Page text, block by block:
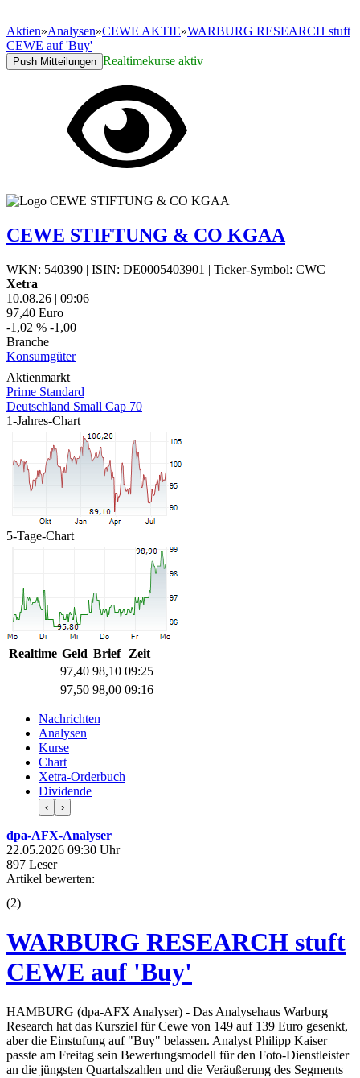
Aktien»Analysen»CEWE AKTIE»WARBURG RESEARCH stuft
CEWE auf 'Buy'
Push Mitteilungen Realtimekurse aktiv
CEWE STIFTUNG & CO KGAA
WKN: 540390 | ISIN: DE0005403901 | Ticker-Symbol: CWC
Xetra
10.08.26 | 09:06
97,40 Euro
-1,02 % -1,00
Branche
Konsumgüter
Aktienmarkt
Prime Standard
Deutschland Small Cap 70
1-Jahres-Chart
5-Tage-Chart
Realtime Geld Brief
Zeit
97,40 98,10 09:25
97,50 98,00 09:16
Nachrichten
Analysen
Kurse
Chart
Xetra-Orderbuch
Dividende
‹ ›
dpa-AFX-Analyser
22.05.2026 09:30 Uhr
897 Leser
Artikel bewerten:
(2)
WARBURG RESEARCH stuft
CEWE auf 'Buy'
HAMBURG (dpa-AFX Analyser) - Das Analysehaus Warburg
Research hat das Kursziel für Cewe von 149 auf 139 Euro gesenkt,
aber die Einstufung auf "Buy" belassen. Analyst Philipp Kaiser
passte am Freitag sein Bewertungsmodell für den Foto-Dienstleister
an die jüngsten Quartalszahlen und die Veräußerung des Segments